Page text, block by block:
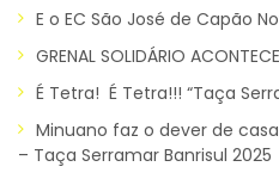
E o EC São José de Capão
GRENAL SOLIDÁRIO
É Tetra! É Tetra!!! “Taça
Minuano faz o dever de
– Taça Serramar Banrisul 2025